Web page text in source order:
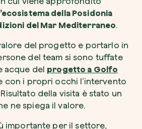
della Posidonia
del Mar Mediterraneo.
del progetto e portarlo in
del team si sono tuffate
acque del progetto a Golfo
con i propri occhi l’intervento
della visita è stato un
ne spiega il valore.
importante per il settore,
un giro sul nostro magazine